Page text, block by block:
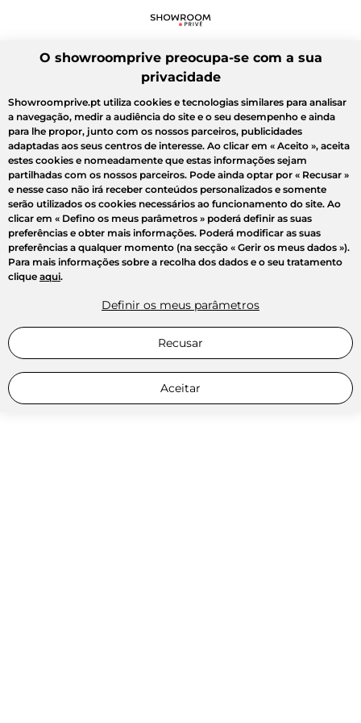
O showroomprive preocupa-se com a sua
privacidade
Showroomprive.pt utiliza cookies e tecnologias similares para analisar
a navegação, medir a audiência do site e o seu desempenho e ainda
para lhe propor, junto com os nossos parceiros, publicidades
adaptadas aos seus centros de interesse. Ao clicar em « Aceito », aceita
estes cookies e nomeadamente que estas informações sejam
partilhadas com os nossos parceiros. Pode ainda optar por « Recusar »
e nesse caso não irá receber conteúdos personalizados e somente
serão utilizados os cookies necessários ao funcionamento do site. Ao
clicar em « Defino os meus parâmetros » poderá definir as suas
preferências e obter mais informações. Poderá modificar as suas
preferências a qualquer momento (na secção « Gerir os meus dados »).
Para mais informações sobre a recolha dos dados e o seu tratamento
clique aqui.
Definir os meus parâmetros
Recusar
Aceitar